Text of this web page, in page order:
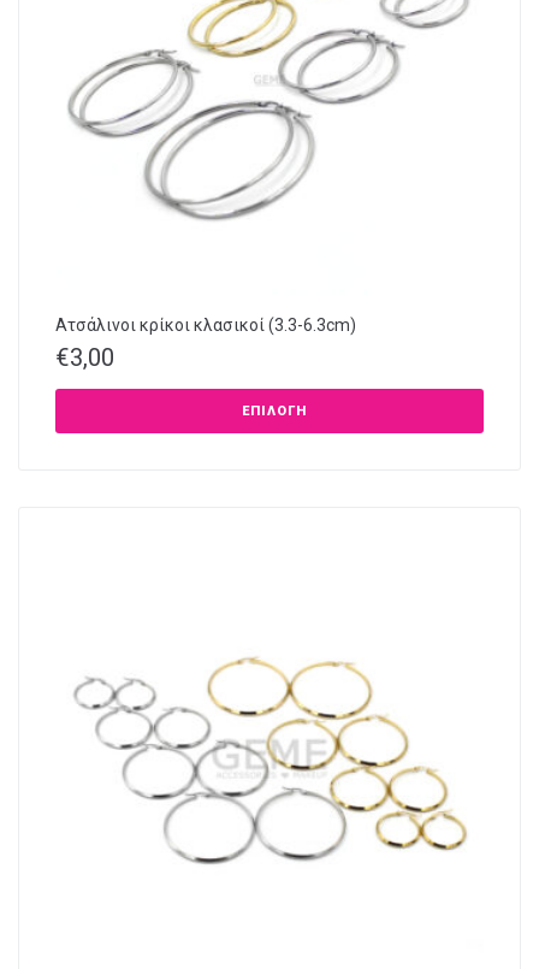
Ατσάλινοι κρίκοι κλασικοί (3.3-6.3cm)
€3,00
ΕΠΙΛΟΓΉ